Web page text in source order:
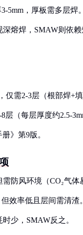
5mm，厚板需多层焊。
熔焊，SMAW则依赖
仅需2-3层（根部焊+填
（每层厚度约2.5-
》第9版。
防风环境（CO₂气体
效率低且层间需清渣。
少，SMAW反之。